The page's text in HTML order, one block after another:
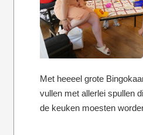
Met heeeel grote
vullen met allerlei spullen
de keuken moesten